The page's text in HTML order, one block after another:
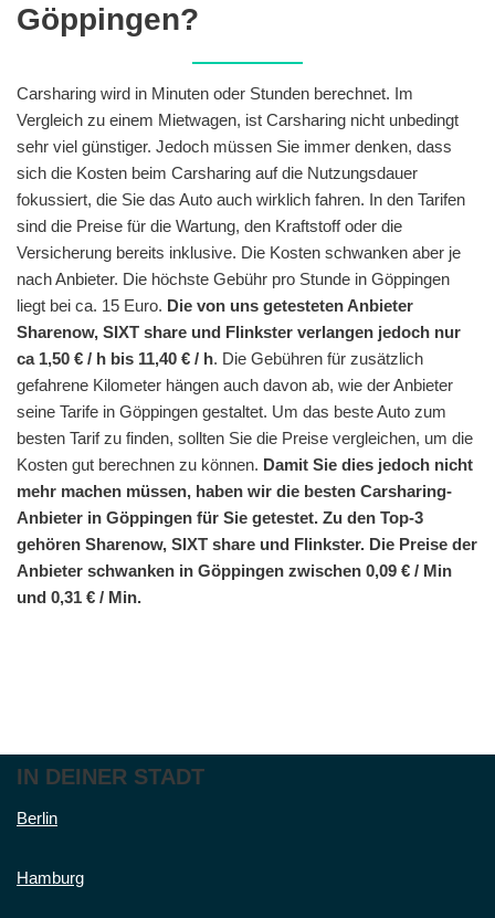
Göppingen?
Carsharing wird in Minuten oder Stunden berechnet. Im
Vergleich zu einem Mietwagen, ist Carsharing nicht unbedingt
sehr viel günstiger. Jedoch müssen Sie immer denken, dass
sich die Kosten beim Carsharing auf die Nutzungsdauer
fokussiert, die Sie das Auto auch wirklich fahren. In den Tarifen
sind die Preise für die Wartung, den Kraftstoff oder die
Versicherung bereits inklusive. Die Kosten schwanken aber je
nach Anbieter. Die höchste Gebühr pro Stunde in Göppingen
liegt bei ca. 15 Euro. Die von uns getesteten Anbieter
Sharenow, SIXT share und Flinkster verlangen jedoch nur
ca 1,50 € / h bis 11,40 € / h. Die Gebühren für zusätzlich
gefahrene Kilometer hängen auch davon ab, wie der Anbieter
seine Tarife in Göppingen gestaltet. Um das beste Auto zum
besten Tarif zu finden, sollten Sie die Preise vergleichen, um die
Kosten gut berechnen zu können. Damit Sie dies jedoch nicht
mehr machen müssen, haben wir die besten Carsharing-
Anbieter in Göppingen für Sie getestet. Zu den Top-3
gehören Sharenow, SIXT share und Flinkster. Die Preise der
Anbieter schwanken in Göppingen zwischen 0,09 € / Min
und 0,31 € / Min.
IN DEINER STADT
Berlin
Hamburg